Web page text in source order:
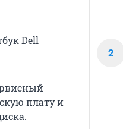
Dell
плату и
2